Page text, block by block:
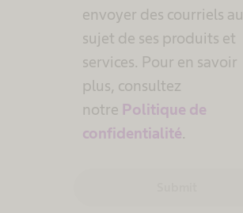
envoyer des courriels au
sujet de ses produits et
services. Pour en savoir
plus, consultez
notre Politique de
confidentialité.